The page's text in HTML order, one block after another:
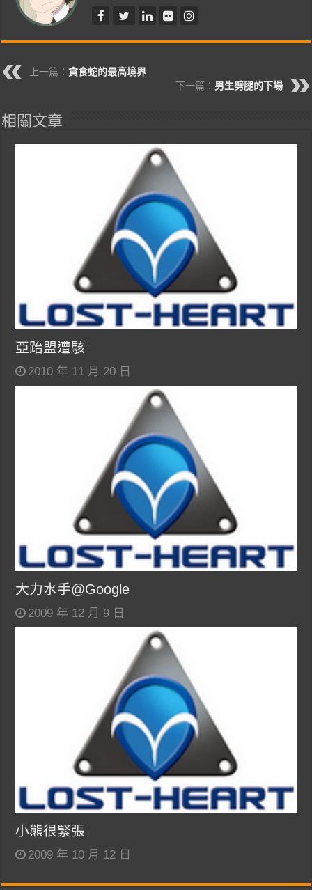
上一篇：貪食蛇的最高境界
下一篇： 男生劈腿的下場
相關文章
亞跆盟遭駭
2010 年 11 月 20 日
大力水手@Google
2009 年 12 月 9 日
小熊很緊張
2009 年 10 月 12 日